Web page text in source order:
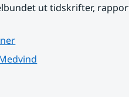
ut tidskrifter,